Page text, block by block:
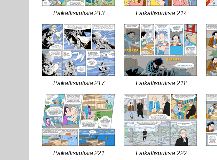
Paikallisuutisia 213 Paikallisuutisia 214
Paikallisuutisia 217 Paikallisuutisia 218
Paikallisuutisia 221 Paikallisuutisia 222